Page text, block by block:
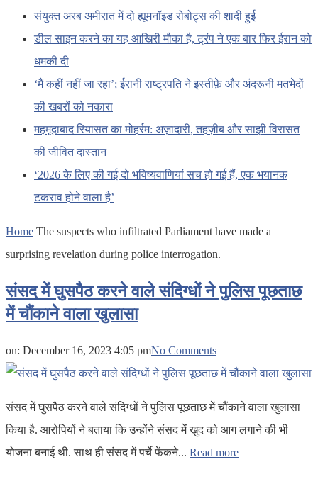
संयुक्त अरब अमीरात में दो ह्यूमनॉइड रोबोट्स की शादी हुई
डील साइन करने का यह आखिरी मौका है, ट्रंप ने एक बार फिर ईरान को
धमकी दी
‘मैं कहीं नहीं जा रहा’; ईरानी राष्ट्रपति ने इस्तीफ़े और अंदरूनी मतभेदों
की खबरों को नकारा
महमूदाबाद रियासत का मोहर्रम: अज़ादारी, तहज़ीब और साझी विरासत
की जीवित दास्तान
‘2026 के लिए की गई दो भविष्यवाणियां सच हो गई हैं, एक भयानक
टकराव होने वाला है’
Home The suspects who infiltrated Parliament have made a
surprising revelation during police interrogation.
संसद में घुसपैठ करने वाले संदिग्धों ने पुलिस पूछताछ
में चौंकाने वाला खुलासा
on: December 16, 2023 4:05 pmNo Comments
संसद में घुसपैठ करने वाले संदिग्धों ने पुलिस पूछताछ में चौंकाने वाला खुलासा
किया है. आरोपियों ने बताया कि उन्होंने संसद में खुद को आग लगाने की भी
योजना बनाई थी. साथ ही संसद में पर्चे फेंकने... Read more